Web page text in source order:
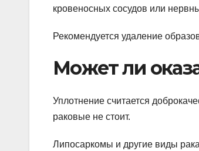
кровеносных сосудов или
Рекомендуется удаление
Может ли
Уплотнение считается
раковые не стоит.
Липосаркомы и другие виды